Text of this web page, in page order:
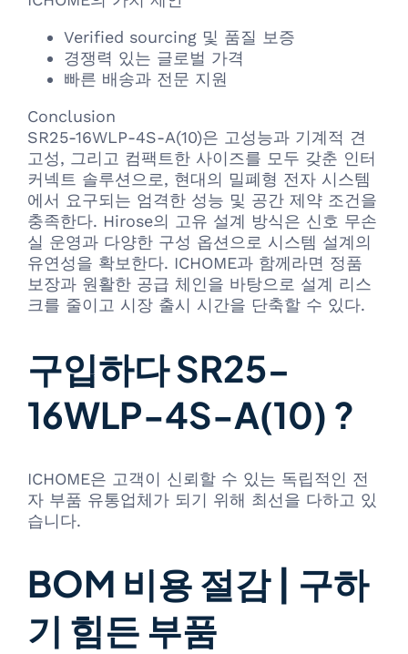
Verified sourcing 및 품질 보증
경쟁력 있는 글로벌 가격
빠른 배송과 전문 지원
Conclusion
SR25-16WLP-4S-A(10)은 고성능과 기계적 견
고성, 그리고 컴팩트한 사이즈를 모두 갖춘 인터
커넥트 솔루션으로, 현대의 밀폐형 전자 시스템
에서 요구되는 엄격한 성능 및 공간 제약 조건을
충족한다. Hirose의 고유 설계 방식은 신호 무손
실 운영과 다양한 구성 옵션으로 시스템 설계의
유연성을 확보한다. ICHOME과 함께라면 정품
보장과 원활한 공급 체인을 바탕으로 설계 리스
크를 줄이고 시장 출시 시간을 단축할 수 있다.
구입하다 SR25-
16WLP-4S-A(10) ?
ICHOME은 고객이 신뢰할 수 있는 독립적인 전
자 부품 유통업체가 되기 위해 최선을 다하고 있
습니다.
BOM 비용 절감 | 구하
기 힘든 부품